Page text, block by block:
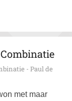
- Paul de
met maar